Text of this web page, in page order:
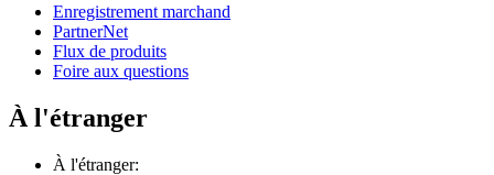
Enregistrement marchand
PartnerNet
Flux de produits
Foire aux questions
À l'étranger
À l'étranger: